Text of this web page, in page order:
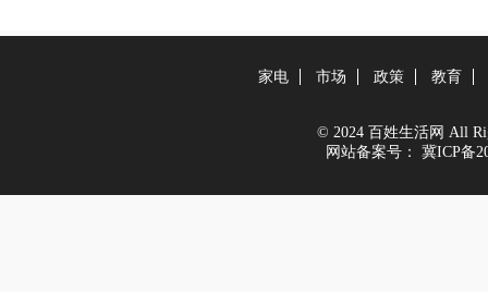
家电 市场 政策 教育
© 2024 百姓生活网 All
网站备案号：
冀ICP备